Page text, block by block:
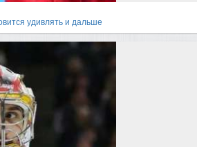
удивлять и дальше